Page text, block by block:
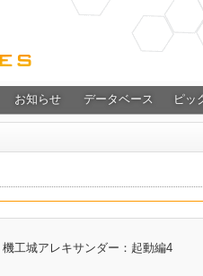
お知らせ データベース ピッ
機工城アレキサンダー：起動編4